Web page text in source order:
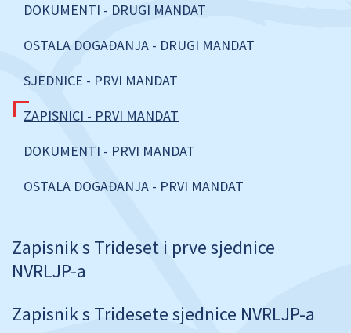
DOKUMENTI - DRUGI MANDAT
OSTALA DOGAĐANJA - DRUGI MANDAT
SJEDNICE - PRVI MANDAT
ZAPISNICI - PRVI MANDAT
DOKUMENTI - PRVI MANDAT
OSTALA DOGAĐANJA - PRVI MANDAT
Zapisnik s Trideset i prve sjednice
NVRLJP-a
Zapisnik s Tridesete sjednice NVRLJP-a